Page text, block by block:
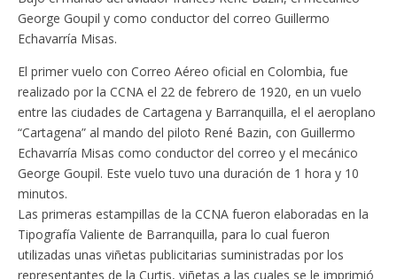
George Goupil y como conductor del correo Guillermo
Echavarría Misas.
El primer vuelo con Correo Aéreo oficial en Colombia, fue
realizado por la CCNA el 22 de febrero de 1920, en un vuelo
entre las ciudades de Cartagena y Barranquilla, el el aeroplano
“Cartagena” al mando del piloto René Bazin, con Guillermo
Echavarría Misas como conductor del correo y el mecánico
George Goupil. Este vuelo tuvo una duración de 1 hora y 10
minutos.
Las primeras estampillas de la CCNA fueron elaboradas en la
Tipografía Valiente de Barranquilla, para lo cual fueron
utilizadas unas viñetas publicitarias suministradas por los
representantes de la Curtis, viñetas a las cuales se le imprimió